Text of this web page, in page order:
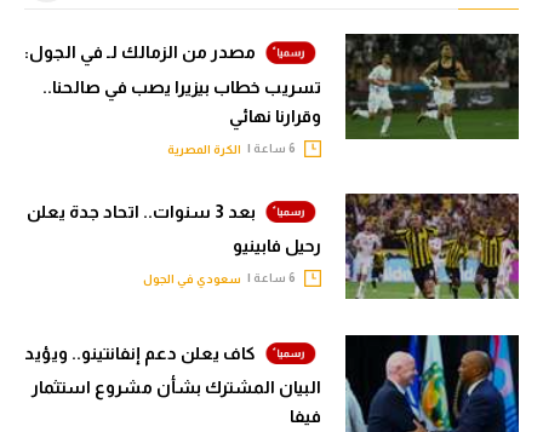
مصدر من الزمالك لـ في الجول:
تسريب خطاب بيزيرا يصب في صالحنا..
وقرارنا نهائي
الكرة المصرية
بعد 3 سنوات.. اتحاد جدة يعلن
رحيل فابينيو
سعودي في الجول
كاف يعلن دعم إنفانتينو.. ويؤيد
البيان المشترك بشأن مشروع استثمار
فيفا